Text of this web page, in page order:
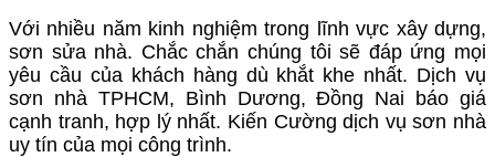
Với nhiều năm kinh nghiệm trong lĩnh vực xây dựng,
sơn sửa nhà. Chắc chắn chúng tôi sẽ đáp ứng mọi
yêu cầu của khách hàng dù khắt khe nhất. Dịch vụ
sơn nhà TPHCM, Bình Dương, Đồng Nai báo giá
cạnh tranh, hợp lý nhất. Kiến Cường dịch vụ sơn nhà
uy tín của mọi công trình.